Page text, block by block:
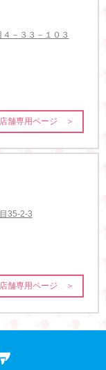
－３３－１０３
店舗専用ページ ＞
35-2-3
店舗専用ページ ＞